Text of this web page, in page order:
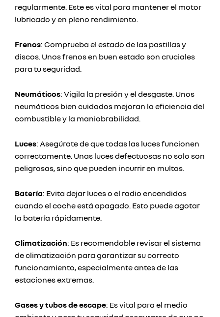
regularmente. Este es vital para mantener el motor
lubricado y en pleno rendimiento.
Frenos: Comprueba el estado de las pastillas y
discos. Unos frenos en buen estado son cruciales
para tu seguridad.
Neumáticos: Vigila la presión y el desgaste. Unos
neumáticos bien cuidados mejoran la eficiencia del
combustible y la maniobrabilidad.
Luces: Asegúrate de que todas las luces funcionen
correctamente. Unas luces defectuosas no solo son
peligrosas, sino que pueden incurrir en multas.
Batería: Evita dejar luces o el radio encendidos
cuando el coche está apagado. Esto puede agotar
la batería rápidamente.
Climatización: Es recomendable revisar el sistema
de climatización para garantizar su correcto
funcionamiento, especialmente antes de las
estaciones extremas.
Gases y tubos de escape: Es vital para el medio